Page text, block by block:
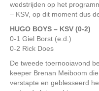
wedstrijden op het
– KSV, op dit moment dus
HUGO BOYS – KSV (0-2)
0-1 Giel Borst (e.d.)
0-2 Rick Does
De tweede toernooiavond
keeper Brenan Meiboom
verstapte en geblesseerd